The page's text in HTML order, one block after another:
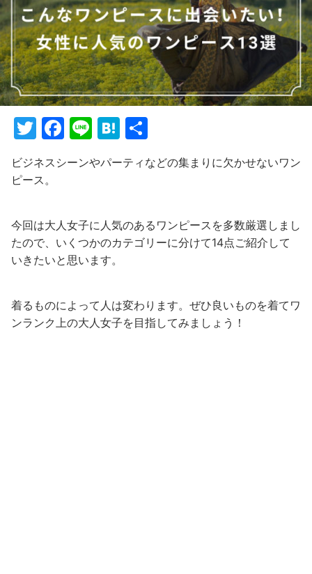
T
itt
er
F
c
b
o
o
Li
e
H
e
a
ビジネスシーンやパーティなどの集まりに欠かせないワン
ピース。
今回は大人女子に人気のあるワンピースを多数厳選しまし
たので、いくつかのカテゴリーに分けて14点ご紹介して
いきたいと思います。
着るものによって人は変わります。ぜひ良いものを着てワ
ンランク上の大人女子を目指してみましょう！